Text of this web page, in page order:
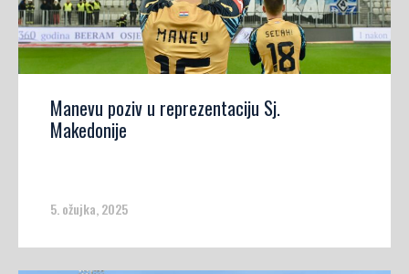
Manevu poziv u reprezentaciju Sj.
Makedonije
5. ožujka, 2025